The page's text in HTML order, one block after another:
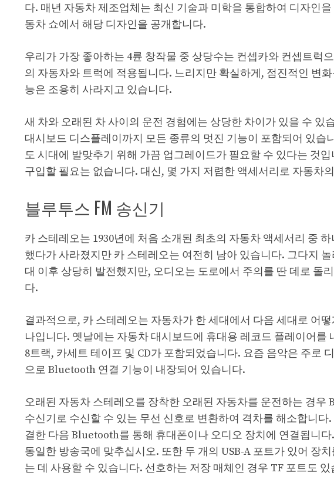
다. 매년 자동차 제조업체는 최신 기술과 미학을 통합하여 디자인
동차 쇼에서 해당 디자인을 공개합니다.
우리가 가장 좋아하는 4륜 창작물 중 상당수는 컨셉카와 컨셉트럭
의 자동차와 트럭에 적용됩니다. 느리지만 확실하게, 점진적인 변
능은 조용히 사라지고 있습니다.
새 차와 오래된 차 사이의 운전 경험에는 상당한 차이가 있을 수 있
대시보드 디스플레이까지 모든 종류의 멋진 기능이 포함되어 있
도 시대에 발맞추기 위해 가끔 업그레이드가 필요할 수 있다는 것
구입할 필요는 없습니다. 대신, 몇 가지 저렴한 액세서리로 자동차
블루투스 FM 송신기
카 스테레오는 1930년에 처음 소개된 최초의 자동차 액세서리 중
했다가 사라졌지만 카 스테레오는 여전히 남아 있습니다. 그다지
대 이후 상당히 발전했지만, 오디오는 도로에서 주의를 딴 데로 돌
다.
결과적으로, 카 스테레오는 자동차가 한 세대에서 다음 세대로 어
나입니다. 옛날에는 자동차 대시보드에 휴대용 레코드 플레이어
8트랙, 카세트 테이프 및 CD가 포함되었습니다. 요즘 음악은 주로
으로 Bluetooth 연결 기능이 내장되어 있습니다.
오래된 자동차 스테레오를 장착한 오래된 자동차를 운전하는 경
수신기로 수신할 수 있는 무선 신호로 변환하여 격차를 해소합니
결한 다음 Bluetooth를 통해 휴대폰이나 오디오 장치에 연결됩니
동일한 방송국에 맞추십시오. 또한 두 개의 USB-A 포트가 있어 장
는 데 사용할 수 있습니다. 선호하는 저장 매체인 경우 TF 포트도 있